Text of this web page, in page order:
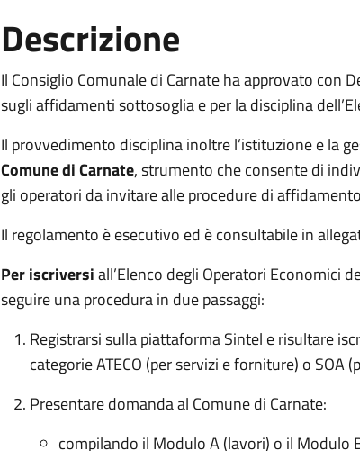
Descrizione
Il Consiglio Comunale di Carnate ha approvato con
sugli affidamenti sottosoglia e per la disciplina
Il provvedimento disciplina inoltre l’istituzione e la
Comune di Carnate, strumento che consente di
gli operatori da invitare alle procedure di
Il regolamento è esecutivo ed è consultabile in
Per iscriversiall’Elenco degli Operatori Economici
seguire una procedura in due passaggi:
Registrarsi sulla piattaforma Sintel e risultare
categorie ATECO (per servizi e forniture) o SOA
Presentare domanda al Comune di Carnate:
compilando il Modulo A (lavori) o il Modulo